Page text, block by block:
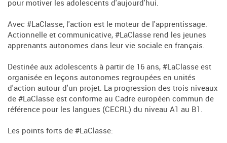
pour motiver les adolescents d'aujourd'hui.
Avec #LaClasse, l'action est le moteur de l'apprentissage.
Actionnelle et communicative, #LaClasse rend les jeunes
apprenants autonomes dans leur vie sociale en français.
Destinée aux adolescents à partir de 16 ans, #LaClasse est
organisée en leçons autonomes regroupées en unités
d'action autour d'un projet. La progression des trois niveaux
de #LaClasse est conforme au Cadre européen commun de
référence pour les langues (CECRL) du niveau A1 au B1.
Les points forts de #LaClasse: